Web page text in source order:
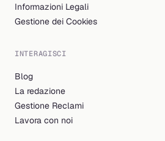
Informazioni Legali
Gestione dei Cookies
INTERAGISCI
Blog
La redazione
Gestione Reclami
Lavora con noi